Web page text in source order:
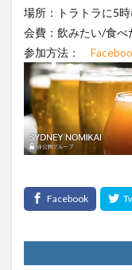
場所：トラトラに5
会費：飲みたい/食べ
参加方法：